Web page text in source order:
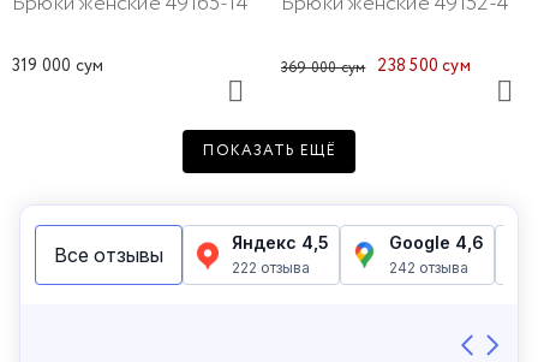
319 000 сум 369 000 сум 238 500 сум
ПОКАЗАТЬ ЕЩЁ